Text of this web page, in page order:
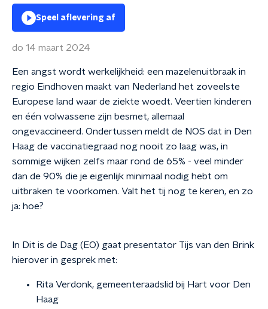
Speel aflevering af
do 14 maart 2024
Een angst wordt werkelijkheid: een mazelenuitbraak in
regio Eindhoven maakt van Nederland het zoveelste
Europese land waar de ziekte woedt. Veertien kinderen
en één volwassene zijn besmet, allemaal
ongevaccineerd. Ondertussen meldt de NOS dat in Den
Haag de vaccinatiegraad nog nooit zo laag was, in
sommige wijken zelfs maar rond de 65% - veel minder
dan de 90% die je eigenlijk minimaal nodig hebt om
uitbraken te voorkomen. Valt het tij nog te keren, en zo
ja: hoe?
In Dit is de Dag (EO) gaat presentator Tijs van den Brink
hierover in gesprek met:
Rita Verdonk, gemeenteraadslid bij Hart voor Den
Haag